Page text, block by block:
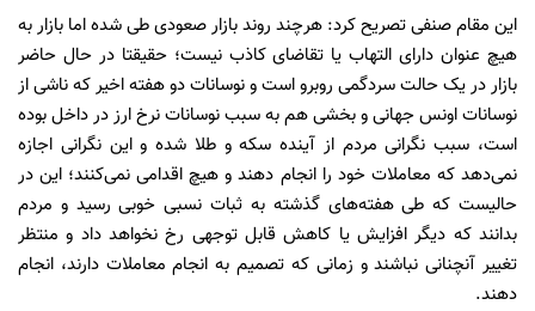
این مقام صنفی تصریح کرد: هرچند روند بازار صعودی طی شده اما بازار به
هیچ عنوان دارای التهاب یا تقاضای کاذب نیست؛ حقیقتا در حال حاضر
بازار در یک حالت سردگمی روبرو است و نوسانات دو هفته اخیر که ناشی از
نوسانات اونس جهانی و بخشی هم به سبب نوسانات نرخ ارز در داخل بوده
است، سبب نگرانی مردم از آینده سکه و طلا شده و این نگرانی اجازه
نمی‌دهد که معاملات خود را انجام دهند و هیچ اقدامی نمی‌کنند؛ این در
حالیست که طی هفته‌های گذشته به ثبات نسبی خوبی رسید و مردم
بدانند که دیگر افزایش یا کاهش قابل توجهی رخ نخواهد داد و منتظر
تغییر آنچنانی نباشند و زمانی که تصمیم به انجام معاملات دارند، انجام
دهند.